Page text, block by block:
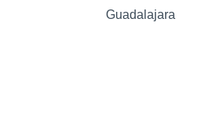
Guadalajara